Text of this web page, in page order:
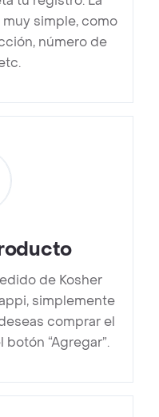
simple, como
número de
de Kosher
simplemente
comprar el
“Agregar”.